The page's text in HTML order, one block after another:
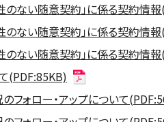
ない随意契約」に係る契約情
ない随意契約」に係る契約情
ない随意契約」に係る契約情
(PDF:85KB)
ォロー・アップについて